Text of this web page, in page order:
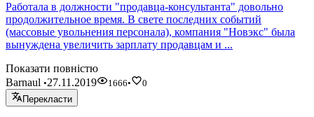
Работала в должности "продавца-консультанта" довольно
продолжительное время. В свете последних событий
(массовые увольнения персонала), компания "Новэкс" была
вынуждена увеличить зарплату продавцам и ...
Показати повністю
Barnaul •27.11.2019 1666•
0
Перекласти